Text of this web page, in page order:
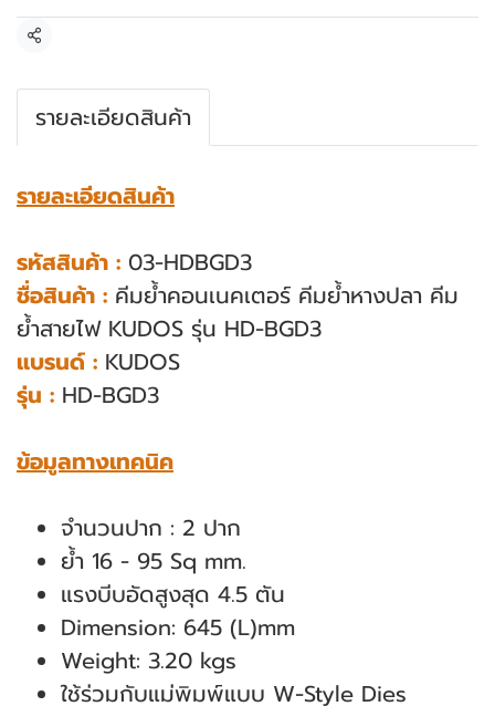
แชร์
รายละเอียดสินค้า
รายละเอียดสินค้า
รหัสสินค้า : 03-HDBGD3
ชื่อสินค้า : คีมย้ำคอนเนคเตอร์ คีมย้ำหางปลา คีม
ย้ำสายไฟ KUDOS รุ่น HD-BGD3
แบรนด์ : KUDOS
รุ่น : HD-BGD3
ข้อมูลทางเทคนิค
จำนวนปาก : 2 ปาก
ย้ำ 16 - 95 Sq mm.
แรงบีบอัดสูงสุด 4.5 ตัน
Dimension: 645 (L)mm
Weight: 3.20 kgs
ใช้ร่วมกับแม่พิมพ์แบบ W-Style Dies